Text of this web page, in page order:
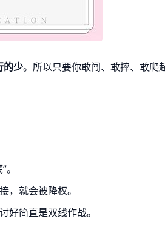
的少。所以只要你敢闯、敢摔、敢爬
，就会被降权。
好简直是双线作战。